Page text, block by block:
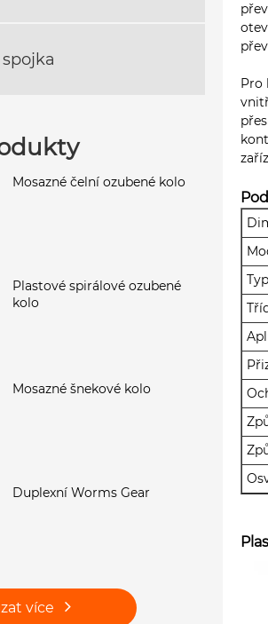
Mosazné čelní ozubené kolo
Plastové spirálové ozubené
kolo
Mosazné šnekové kolo
Duplexní Worms Gear
více
Pro